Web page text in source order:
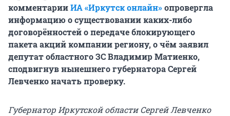
комментарииИА «Иркутск онлайн»опровергла
информацию о существовании каких-либо
договорённостей о передаче блокирующего
пакета акций компании региону, о чём заявил
депутат областного ЗС Владимир Матиенко,
сподвигнув нынешнего губернатора Сергей
Левченко начать проверку.
Губернатор Иркутской области Сергей Левченко